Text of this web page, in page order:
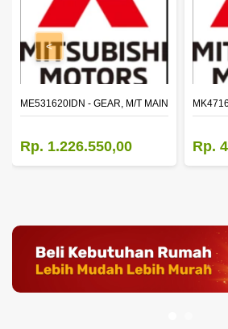
2ND SPEED (M035S5)
ME531620IDN - GEAR, M/T MAIN SHAFT
Rp. 1.226.550,00 Rp.
<